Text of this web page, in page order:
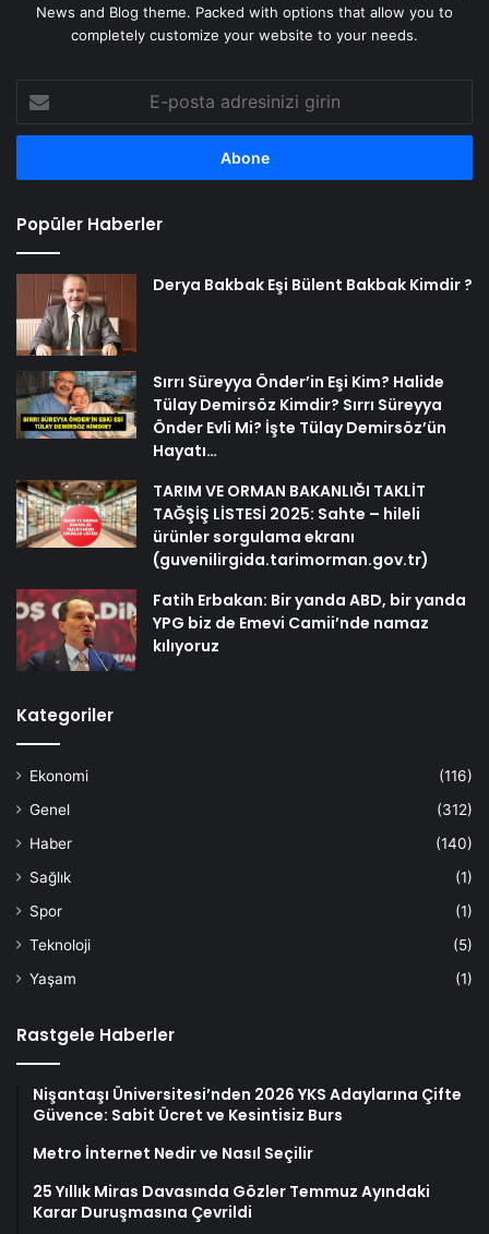
News and Blog theme. Packed with options that allow you to
completely customize your website to your needs.
posta
adresinizi
Popüler Haberler
Derya Bakbak Eşi Bülent Bakbak Kimdir ?
Sırrı Süreyya Önder’in Eşi Kim? Halide
Tülay Demirsöz Kimdir? Sırrı Süreyya
Önder Evli Mi? İşte Tülay Demirsöz’ün
Hayatı…
TARIM VE ORMAN BAKANLIĞI TAKLİT
TAĞŞİŞ LİSTESİ 2025: Sahte – hileli
ürünler sorgulama ekranı
(guvenilirgida.tarimorman.gov.tr)
Fatih Erbakan: Bir yanda ABD, bir yanda
YPG biz de Emevi Camii’nde namaz
kılıyoruz
Kategoriler
Ekonomi
(116)
Genel
(312)
Haber
(140)
Sağlık
(1)
Spor
(1)
Teknoloji
(5)
Yaşam
(1)
Rastgele Haberler
Nişantaşı Üniversitesi’nden 2026 YKS Adaylarına Çifte
Güvence: Sabit Ücret ve Kesintisiz Burs
Metro İnternet Nedir ve Nasıl Seçilir
25 Yıllık Miras Davasında Gözler Temmuz Ayındaki
Karar Duruşmasına Çevrildi